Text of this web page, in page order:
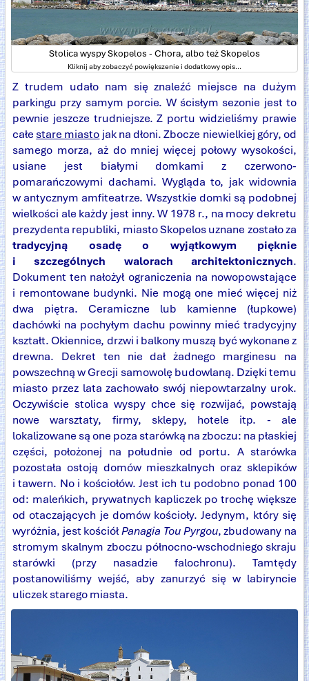
Stolica wyspy Skopelos - Chora, albo też Skopelos
Kliknij aby zobaczyć powiększenie i dodatkowy opis...
Z trudem udało nam się znaleźć miejsce na dużym
parkingu przy samym porcie. W ścisłym sezonie jest to
pewnie jeszcze trudniejsze. Z portu widzieliśmy prawie
całe stare miasto jak na dłoni. Zbocze niewielkiej góry, od
samego morza, aż do mniej więcej połowy wysokości,
usiane jest białymi domkami z czerwono-
pomarańczowymi dachami. Wygląda to, jak widownia
w antycznym amfiteatrze. Wszystkie domki są podobnej
wielkości ale każdy jest inny. W 1978 r., na mocy dekretu
prezydenta republiki, miasto Skopelos uznane zostało za
tradycyjną osadę o wyjątkowym pięknie
i szczególnych walorach architektonicznych.
Dokument ten nałożył ograniczenia na nowopowstające
i remontowane budynki. Nie mogą one mieć więcej niż
dwa piętra. Ceramiczne lub kamienne (łupkowe)
dachówki na pochyłym dachu powinny mieć tradycyjny
kształt. Okiennice, drzwi i balkony muszą być wykonane z
drewna. Dekret ten nie dał żadnego marginesu na
powszechną w Grecji samowolę budowlaną. Dzięki temu
miasto przez lata zachowało swój niepowtarzalny urok.
Oczywiście stolica wyspy chce się rozwijać, powstają
nowe warsztaty, firmy, sklepy, hotele itp. - ale
lokalizowane są one poza starówką na zboczu: na płaskiej
części, położonej na południe od portu. A starówka
pozostała ostoją domów mieszkalnych oraz sklepików
i tawern. No i kościołów. Jest ich tu podobno ponad 100
od: maleńkich, prywatnych kapliczek po trochę większe
od otaczających je domów kościoły. Jedynym, który się
wyróżnia, jest kościółPanagia Tou Pyrgou, zbudowany na
stromym skalnym zboczu północno-wschodniego skraju
starówki (przy nasadzie falochronu). Tamtędy
postanowiliśmy wejść, aby zanurzyć się w labiryncie
uliczek starego miasta.